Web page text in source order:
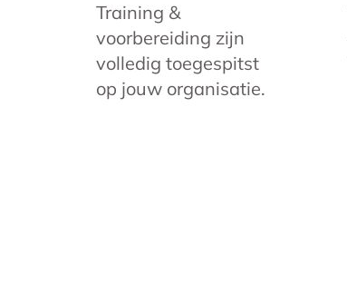
Training &
voorbereiding zijn
volledig toegespitst
op jouw organisatie.